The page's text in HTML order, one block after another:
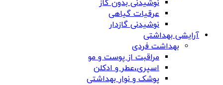
نوشیدنی بدون گاز
عرقیات گیاهی
نوشیدنی گازدار
آرایشی بهداشتی
بهداشت فردی
مراقبت از پوست و مو
اسپری،عطر و ادکلن
پوشک و نوار بهداشتی